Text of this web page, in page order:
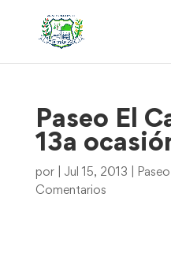
Paseo El
13a
por Jul 15, 2013
Comentarios